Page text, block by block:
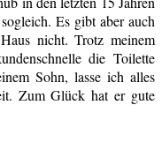
Es gibt aber auch
nicht. Trotz meinem
die Toilette
Sohn, lasse ich alles
Zum Glück hat er gute